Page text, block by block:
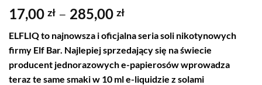
17,00 zł – 285,00 złPrice
17,00 zł
through
285,00 zł
ELFLIQ to najnowsza i oficjalna seria soli nikotynowych
firmy Elf Bar. Najlepiej sprzedający się na świecie
producent jednorazowych e-papierosów wprowadza
teraz te same smaki w 10 ml e-liquidzie z solami